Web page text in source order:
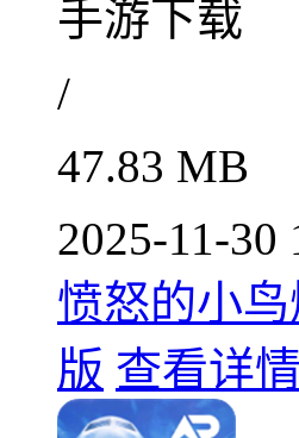
手游下载
/
47.83 MB
2025-11-30
愤怒的小
版 查看详情